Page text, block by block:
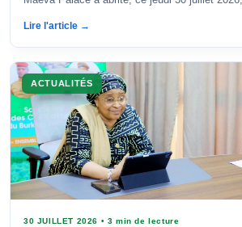
Lire l'article →
ACTUALITÉS
30 JUILLET 2026 • 3 min de lecture